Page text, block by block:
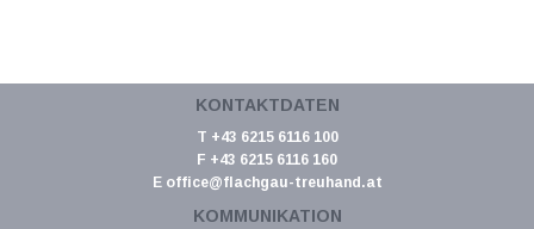
KONTAKTDATEN
T +43 6215 6116 100
F +43 6215 6116 160
E office@flachgau-treuhand.at
KOMMUNIKATION